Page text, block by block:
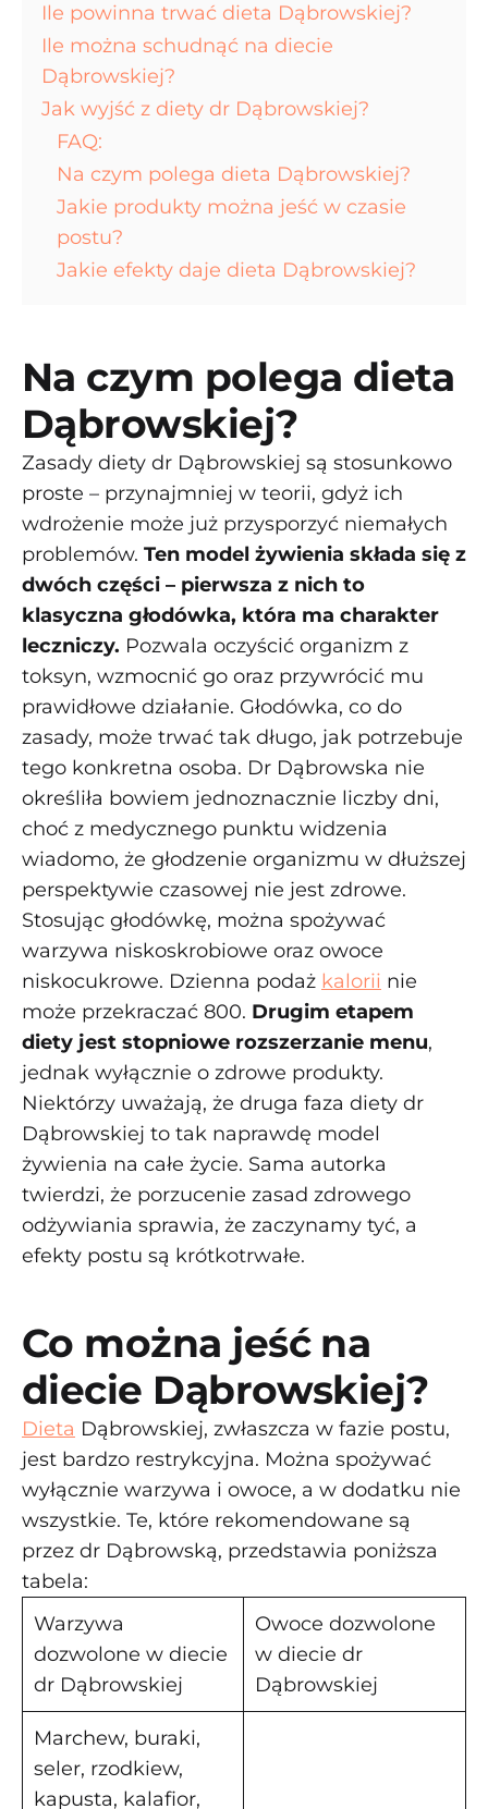
Ile powinna trwać dieta Dąbrowskiej?
Ile można schudnąć na diecie
Dąbrowskiej?
Jak wyjść z diety dr Dąbrowskiej?
FAQ:
Na czym polega dieta Dąbrowskiej?
Jakie produkty można jeść w czasie
postu?
Jakie efekty daje dieta Dąbrowskiej?
Na czym polega dieta
Dąbrowskiej?
Zasady diety dr Dąbrowskiej są stosunkowo
proste – przynajmniej w teorii, gdyż ich
wdrożenie może już przysporzyć niemałych
problemów. Ten model żywienia składa się z
dwóch części – pierwsza z nich to
klasyczna głodówka, która ma charakter
leczniczy. Pozwala oczyścić organizm z
toksyn, wzmocnić go oraz przywrócić mu
prawidłowe działanie. Głodówka, co do
zasady, może trwać tak długo, jak potrzebuje
tego konkretna osoba. Dr Dąbrowska nie
określiła bowiem jednoznacznie liczby dni,
choć z medycznego punktu widzenia
wiadomo, że głodzenie organizmu w dłuższej
perspektywie czasowej nie jest zdrowe.
Stosując głodówkę, można spożywać
warzywa niskoskrobiowe oraz owoce
niskocukrowe. Dzienna podaż kalorii nie
może przekraczać 800. Drugim etapem
diety jest stopniowe rozszerzanie menu,
jednak wyłącznie o zdrowe produkty.
Niektórzy uważają, że druga faza diety dr
Dąbrowskiej to tak naprawdę model
żywienia na całe życie. Sama autorka
twierdzi, że porzucenie zasad zdrowego
odżywiania sprawia, że zaczynamy tyć, a
efekty postu są krótkotrwałe.
Co można jeść na
diecie Dąbrowskiej?
Dieta Dąbrowskiej, zwłaszcza w fazie postu,
jest bardzo restrykcyjna. Można spożywać
wyłącznie warzywa i owoce, a w dodatku nie
wszystkie. Te, które rekomendowane są
przez dr Dąbrowską, przedstawia poniższa
tabela:
Warzywa
dozwolone w diecie
dr Dąbrowskiej
Owoce dozwolone
w diecie dr
Dąbrowskiej
Marchew, buraki,
seler, rzodkiew,
kapusta, kalafior,